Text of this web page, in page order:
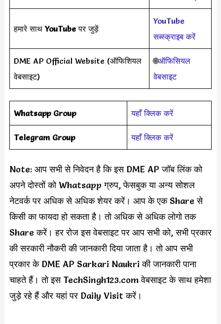
हमारे साथYouTubeपर जुड़ें
YouTube
सब्स्क्राइब करें
DME AP Official Website (ऑफिशियल
वेबसाइट)
🌐ऑफिसियल
वेबसाइट
Whatsapp Group यहाँ क्लिक करें
Telegram Group यहाँ क्लिक करें
Note: आप सभी से निवेदन है कि इस DME AP जॉब लिंक को
अपने दोस्तों को Whatsapp ग्रुप, फेसबुक या अन्य सोशल
नेटवर्क पर अधिक से अधिक शेयर करें। आप के एक Share से
किसी का फायदा हो सकता है। तो अधिक से अधिक लोगो तक
Share करें। हर रोज इस वेबसाइट पर आप सभी को, सभी प्रकार
की सरकारी नौकरी की जानकारी दिया जाता है। तो आप सभी
प्रकार के DME AP Sarkari Naukri की जानकारी पाना
चाहते हैं। तो इस TechSingh123.com वेबसाइट के साथ हमेशा
जुड़े रहे हैं और यहां पर Daily Visit करें।